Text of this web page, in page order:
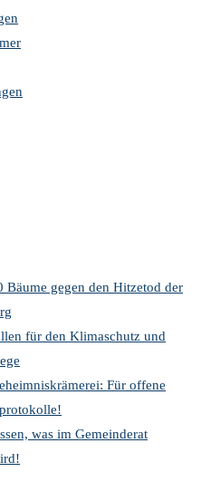
Bäume gegen den Hitzetod der
für den Klimaschutz und
Für offene
was im Gemeinderat